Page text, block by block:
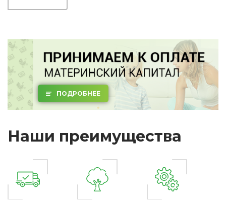
ПОДРОБНЕЕ
Наши преимущества